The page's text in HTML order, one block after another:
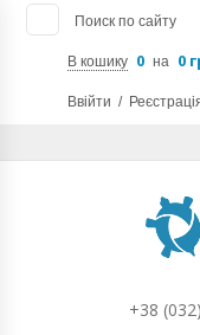
Поиск по сайту
В кошику 0 на 0
Ввійти /
+38